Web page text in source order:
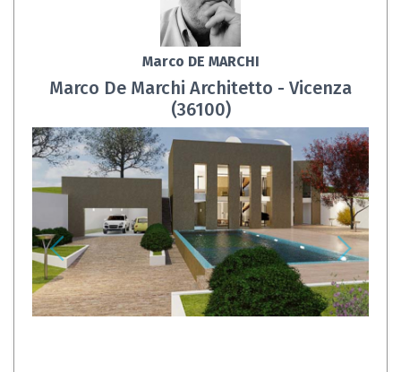
Marco DE MARCHI
Marco De Marchi Architetto - Vicenza
(36100)